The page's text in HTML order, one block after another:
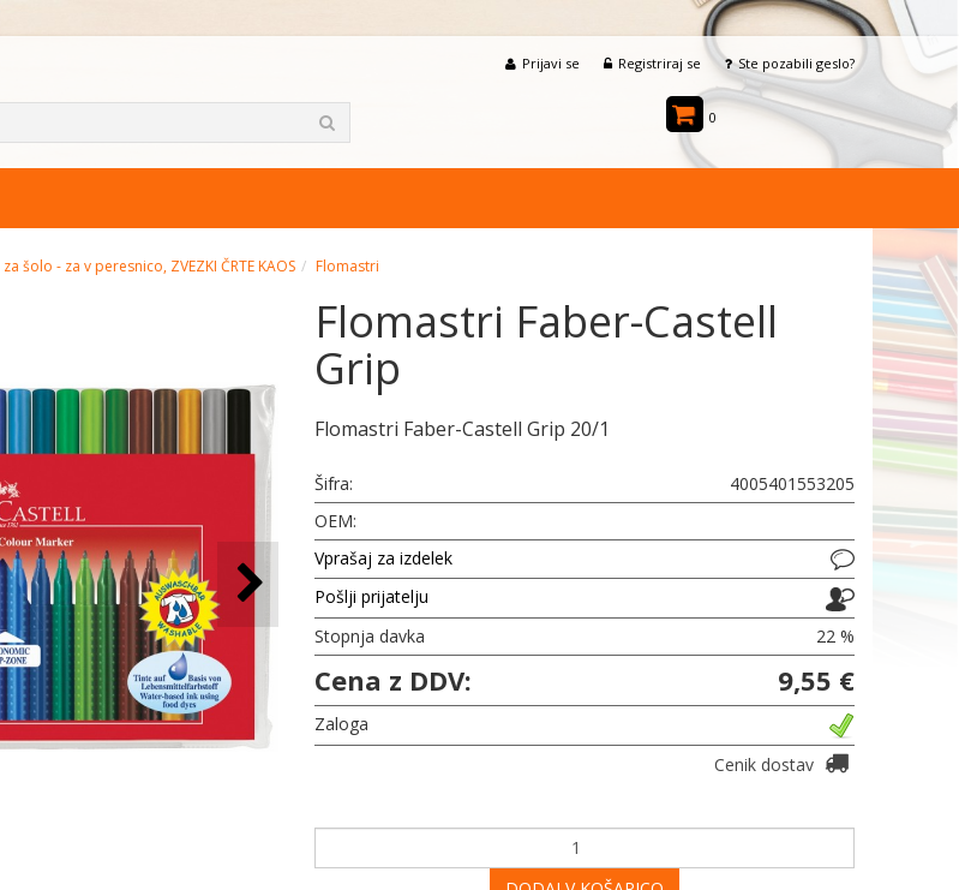
Prijavi se Registriraj se Ste pozabili geslo?
0
za šolo - za v peresnico, ZVEZKI ČRTE KAOS Flomastri
Flomastri Faber-Castell
Grip
Flomastri Faber-Castell Grip 20/1
Šifra:
4005401553205
OEM:
Vprašaj za izdelek
Pošlji prijatelju
Stopnja davka
22 %
Cena z DDV: 9,55 €
Zaloga
Cenik dostav